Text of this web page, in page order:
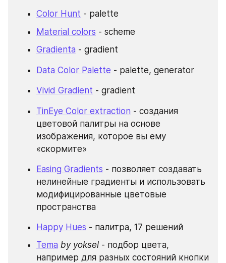
Color Hunt - palette
Material colors - scheme
Gradienta - gradient
Data Color Palette - palette, generator
Vivid Gradient - gradient
TinEye Color extraction - создания
цветовой палитры на основе
изображения, которое вы ему
«скормите»
Easing Gradients - позволяет создавать
нелинейные градиенты и использовать
модифицированные цветовые
пространства
Happy Hues - палитра, 17 решений
Tema by yoksel - подбор цвета,
например для разных состояний кнопки